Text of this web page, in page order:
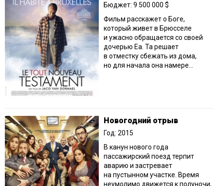
Бюджет: 9 500 000 $
Фильм расскажет о Боге,
который живет в Брюсселе
и ужасно обращается со своей
дочерью Еа. Та решает
в отместку сбежать из дома,
но для начала она намере...
Новогодний отрыв
Год: 2015
В канун нового года
пассажирский поезд терпит
аварию и застревает
на пустынном участке. Время
неумолимо движется к полуночи,